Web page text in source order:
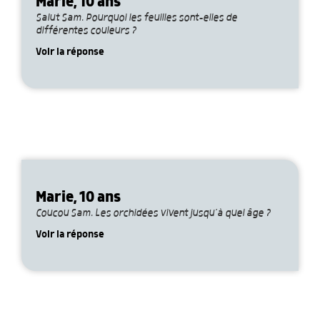
Salut Sam. Pourquoi les feuilles sont-elles de
différentes couleurs ?
Voir la réponse
Marie, 10 ans
Coucou Sam. Les orchidées vivent jusqu’à quel âge ?
Voir la réponse